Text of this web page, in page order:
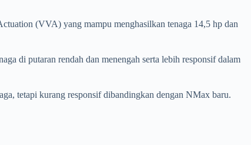
(VVA) yang mampu menghasilkan tenaga 14,5 hp dan
di putaran rendah dan menengah serta lebih responsif dalam
tetapi kurang responsif dibandingkan dengan NMax baru.